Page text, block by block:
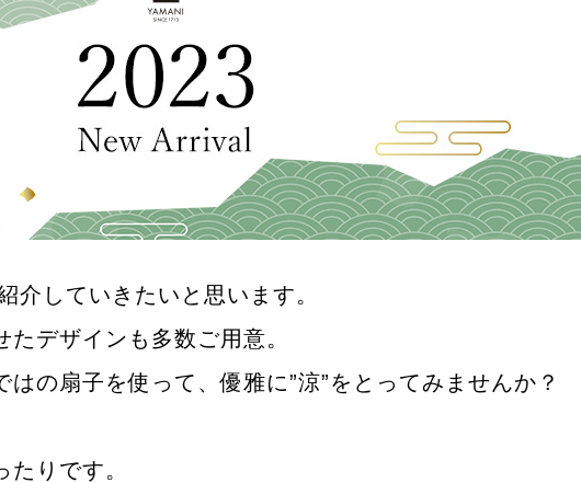
介していきたいと思います。
デザインも多数ご用意。
の扇子を使って、優雅に”涼”をとってみませんか？
りです。